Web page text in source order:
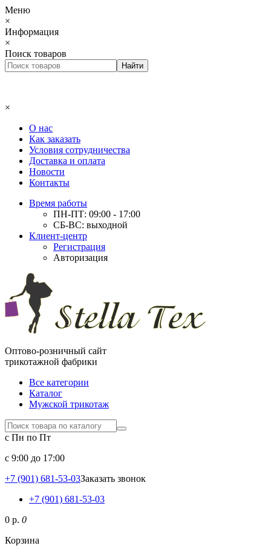
Меню
×
Информация
×
Поиск товаров
×
О нас
Как заказать
Условия сотрудничества
Доставка и оплата
Новости
Контакты
Время работы
ПН-ПТ: 09:00 - 17:00
СБ-ВС: выходной
Клиент-центр
Регистрация
Авторизация
Оптово-розничный сайт
трикотажной фабрики
Все категории
Каталог
Мужской трикотаж
с Пн по Пт
c 9:00 до 17:00
+7 (901) 681-53-03Заказать звонок
+7 (901) 681-53-03
0 р. 0
Корзина